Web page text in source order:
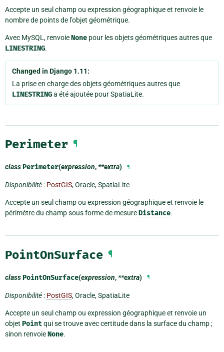
Accepte un seul champ ou expression géographique et renvoie le
nombre de points de l’objet géométrique.
Avec MySQL, renvoieNone pour les objets géométriques autres que
LINESTRING.
Changed in Django 1.11:
La prise en charge des objets géométriques autres que
LINESTRINGa été ajoutée pour SpatiaLite.
Perimeter ¶
classPerimeter(expression,**extra) ¶
Disponibilité : PostGIS, Oracle, SpatiaLite
Accepte un seul champ ou expression géographique et renvoie le
périmètre du champ sous forme de mesureDistance.
PointOnSurface ¶
classPointOnSurface(expression,**extra) ¶
Disponibilité : PostGIS, Oracle, SpatiaLite
Accepte un seul champ ou expression géographique et renvoie un
objet Pointqui se trouve avec certitude dans la surface du champ ;
sinon renvoieNone.